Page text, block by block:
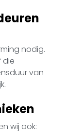
nodig.
die
van
wij ook: